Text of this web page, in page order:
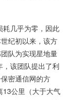
几乎为零，因此
纪初以来，该方
队为实现星地量
该团队提出了利
密通信网的方
13公里（大于大气